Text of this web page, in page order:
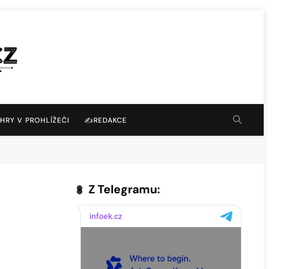
HRY V PROHLÍŽEČI ✍️REDAKCE
Z Telegramu: